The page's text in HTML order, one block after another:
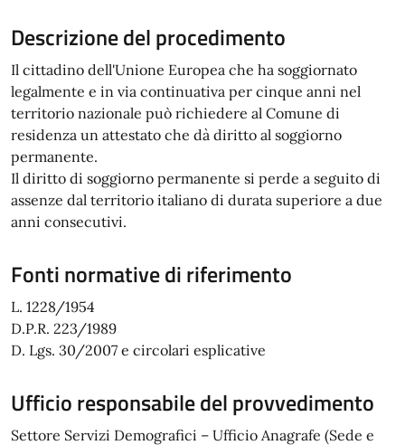
Descrizione del procedimento
Il cittadino dell'Unione Europea che ha soggiornato
legalmente e in via continuativa per cinque anni nel
territorio nazionale può richiedere al Comune di
residenza un attestato che dà diritto al soggiorno
permanente.
Il diritto di soggiorno permanente si perde a seguito di
assenze dal territorio italiano di durata superiore a due
anni consecutivi.
Fonti normative di riferimento
L. 1228/1954
D.P.R. 223/1989
D. Lgs. 30/2007 e circolari esplicative
Ufficio responsabile del provvedimento
Settore Servizi Demografici – Ufficio Anagrafe (Sede e